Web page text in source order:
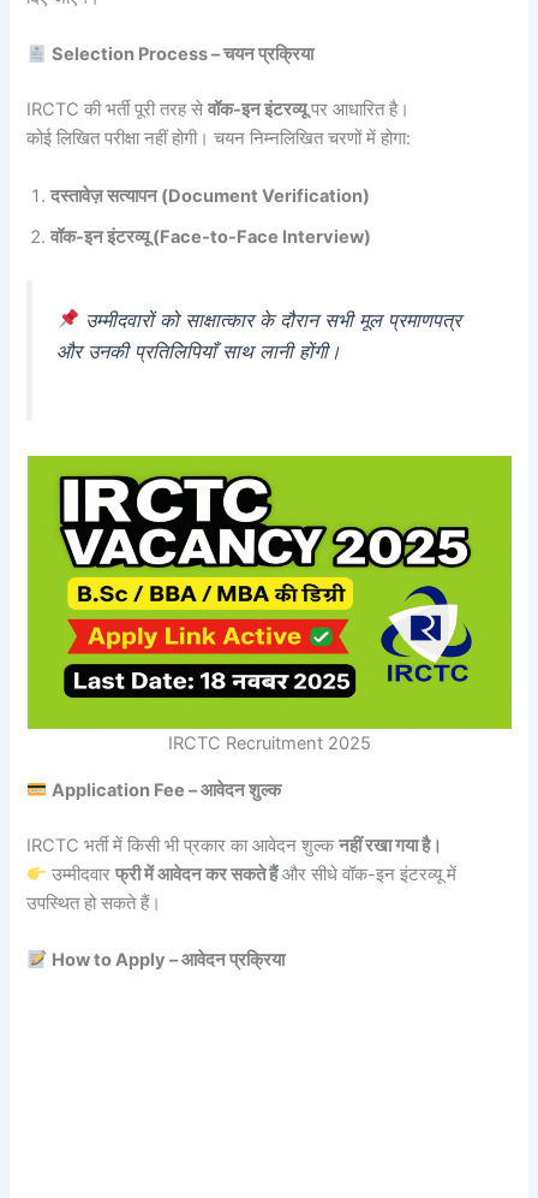
Selection Process – चयन प्रक्रिया
IRCTC की भर्ती पूरी तरह सेवॉक-इन इंटरव्यूपर आधारित है।
कोई लिखित परीक्षा नहीं होगी। चयन निम्नलिखित चरणों में होगा:
दस्तावेज़ सत्यापन (Document Verification)
वॉक-इन इंटरव्यू (Face-to-Face Interview)
उम्मीदवारों को साक्षात्कार के दौरान सभी मूल प्रमाणपत्र
और उनकी प्रतिलिपियाँ साथ लानी होंगी।
IRCTC Recruitment 2025
Application Fee – आवेदन शुल्क
IRCTC भर्ती में किसी भी प्रकार का आवेदन शुल्कनहीं रखा गया है।
उम्मीदवारफ्री में आवेदन कर सकते हैंऔर सीधे वॉक-इन इंटरव्यू में
उपस्थित हो सकते हैं।
How to Apply – आवेदन प्रक्रिया